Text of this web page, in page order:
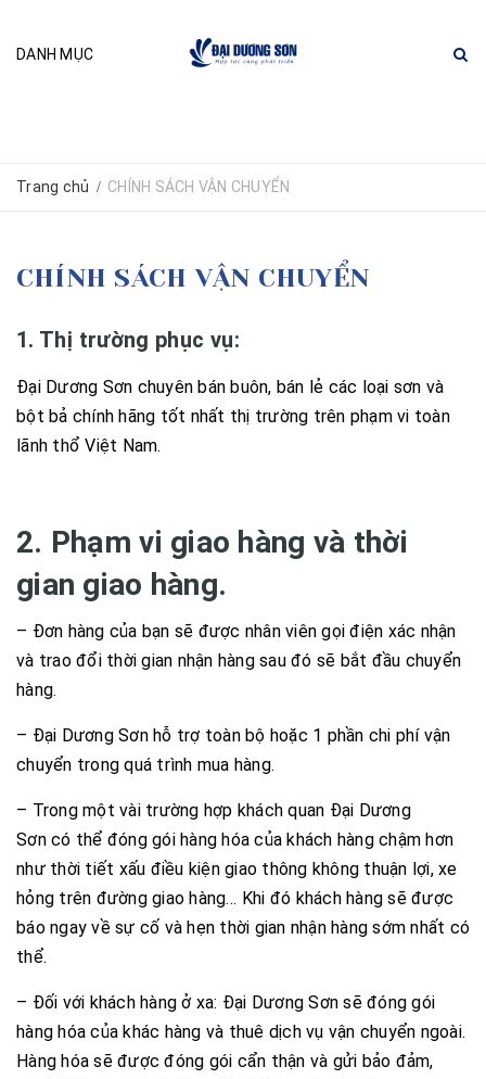
DANH MỤC
Trang chủ / CHÍNH SÁCH VẬN CHUYỂN
CHÍNH SÁCH VẬN CHUYỂN
1. Thị trường phục vụ:
Đại Dương Sơn chuyên bán buôn, bán lẻ các loại sơn và
bột bả chính hãng tốt nhất thị trường trên phạm vi toàn
lãnh thổ Việt Nam.
2. Phạm vi giao hàng và thời
gian giao hàng.
– Đơn hàng của bạn sẽ được nhân viên gọi điện xác nhận
và trao đổi thời gian nhận hàng sau đó sẽ bắt đầu chuyển
hàng.
– Đại Dương Sơn hỗ trợ toàn bộ hoặc 1 phần chi phí vận
chuyển trong quá trình mua hàng.
– Trong một vài trường hợp khách quan Đại Dương
Sơn có thể đóng gói hàng hóa của khách hàng chậm hơn
như thời tiết xấu điều kiện giao thông không thuận lợi, xe
hỏng trên đường giao hàng… Khi đó khách hàng sẽ được
báo ngay về sự cố và hẹn thời gian nhận hàng sớm nhất có
thể.
– Đối với khách hàng ở xa: Đại Dương Sơn sẽ đóng gói
hàng hóa của khác hàng và thuê dịch vụ vận chuyển ngoài.
Hàng hóa sẽ được đóng gói cẩn thận và gửi bảo đảm,